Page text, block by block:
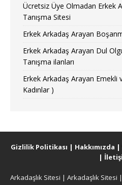
Ücretsiz Üye Olmadan Erkek
Tanışma Sitesi
Erkek Arkadaş Arayan
Erkek Arkadaş Arayan Dul
Tanışma ilanları
Erkek Arkadaş Arayan
Kadınlar )
Gizlilik Politikası | Hakkımızda |
|
Arkadaşlık Sitesi | Arkadaşlık Sitesi |